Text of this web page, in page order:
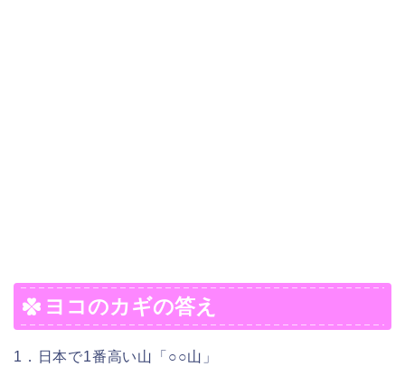
ヨコのカギの答え
1．日本で1番高い山「○○山」